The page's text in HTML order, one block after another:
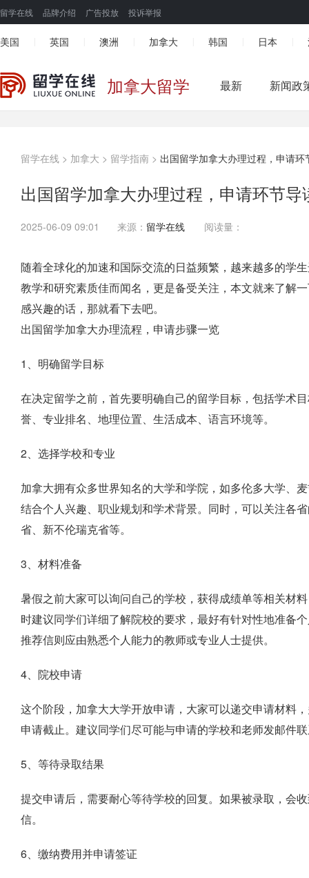
留学在线 品牌介绍 广告投放 投诉举报
美国 英国 澳洲 加拿大 韩国 日本
加拿大留学 最新 新闻政
留学在线 > 加拿大 > 留学指南 > 出国留学加拿大办理过程，申请环
出国留学加拿大办理过程，申请环节导
2025-06-09 09:01 来源： 留学在线 阅读量：
随着全球化的加速和国际交流的日益频繁，越来越多的学
教学和研究素质佳而闻名，更是备受关注，本文就来了解
感兴趣的话，那就看下去吧。
出国留学加拿大办理流程，申请步骤一览
1、明确留学目标
在决定留学之前，首先要明确自己的留学目标，包括学术
誉、专业排名、地理位置、生活成本、语言环境等。
2、选择学校和专业
加拿大拥有众多世界知名的大学和学院，如多伦多大学、
结合个人兴趣、职业规划和学术背景。同时，可以关注各
省、新不伦瑞克省等。
3、材料准备
暑假之前大家可以询问自己的学校，获得成绩单等相关材
时建议同学们详细了解院校的要求，最好有针对性地准备
推荐信则应由熟悉个人能力的教师或专业人士提供。
4、院校申请
这个阶段，加拿大大学开放申请，大家可以递交申请材料
申请截止。建议同学们尽可能与申请的学校和老师发邮件
5、等待录取结果‌
提交申请后，需要耐心等待学校的回复。如果被录取，会
信‌。
6、缴纳费用并申请签证‌